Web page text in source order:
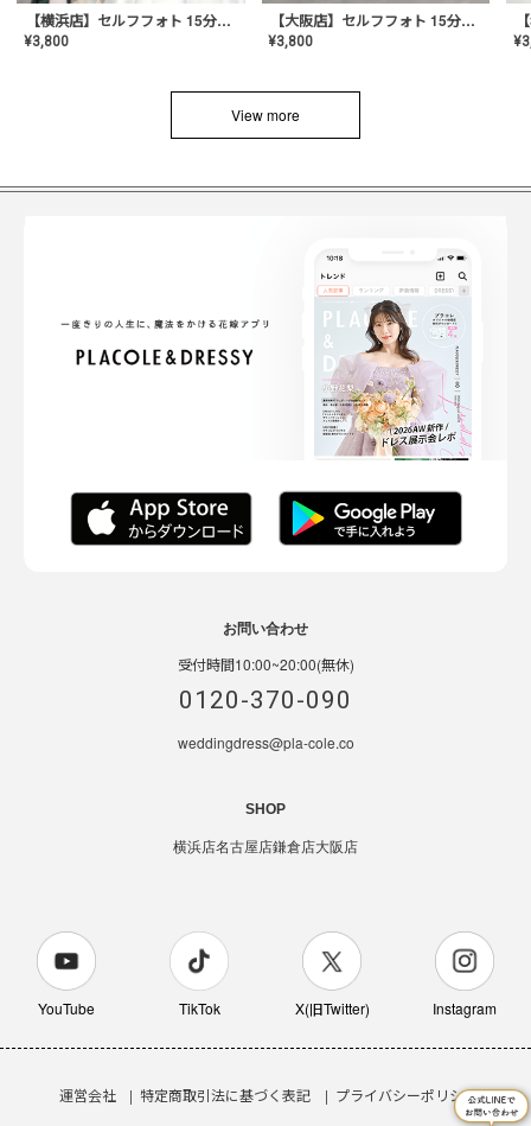
【横浜店】セルフフォト 15分撮り放題プラン
¥3,800
【大阪店】セルフフォト 15分撮り放題プラン
¥3,800 ¥
View more
お問い合わせ
受付時間10:00~20:00(無休)
0120-370-090
weddingdress@pla-cole.co
SHOP
横浜店名古屋店鎌倉店大阪店
YouTube TikTok X(旧Twitter) Instagram
運営会社 特定商取引法に基づく表記
プライバシーポリシー